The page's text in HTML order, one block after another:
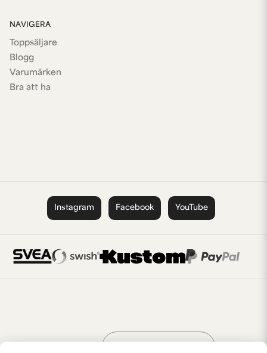
NAVIGERA
Toppsäljare
Blogg
Varumärken
Bra att ha
Instagram Facebook YouTube